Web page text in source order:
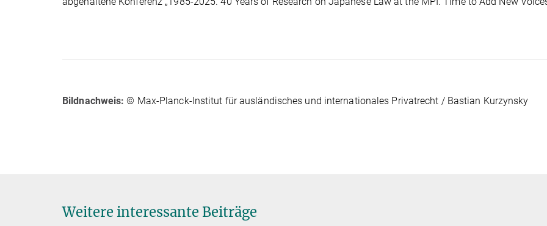
Bildnachweis:© Max-Planck-Institut für ausländisches und internationales Privatrecht / Bastian Kurzynsky
Weitere interessante Beiträge